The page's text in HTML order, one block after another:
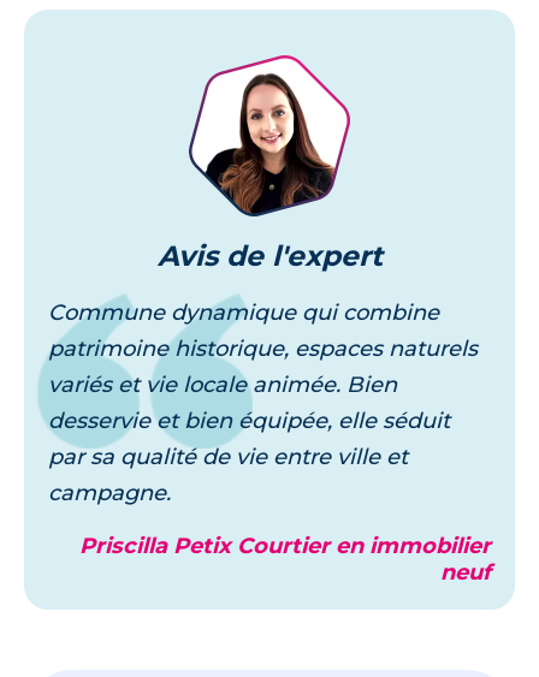
Je découvre
Avisde l'expert
Commune dynamique qui combine
patrimoine historique, espaces naturels
variés et vie locale animée. Bien
desservie et bien équipée, elle séduit
par sa qualité de vie entre ville et
campagne.
Priscilla Petix Courtier en immobilier
neuf